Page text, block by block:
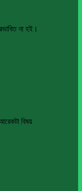
না হই।
বিষয়